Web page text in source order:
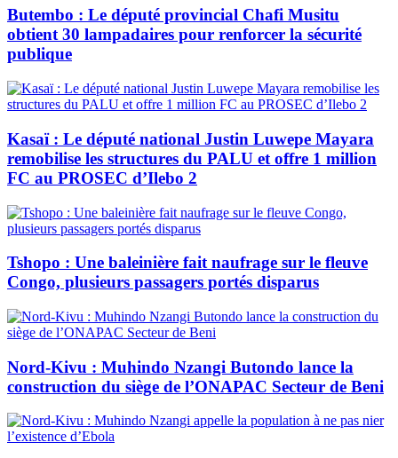
Butembo : Le député provincial Chafi Musitu
obtient 30 lampadaires pour renforcer la sécurité
publique
Kasaï : Le député national Justin Luwepe Mayara
remobilise les structures du PALU et offre 1 million
FC au PROSEC d’Ilebo 2
Tshopo : Une baleinière fait naufrage sur le fleuve
Congo, plusieurs passagers portés disparus
Nord-Kivu : Muhindo Nzangi Butondo lance la
construction du siège de l’ONAPAC Secteur de Beni